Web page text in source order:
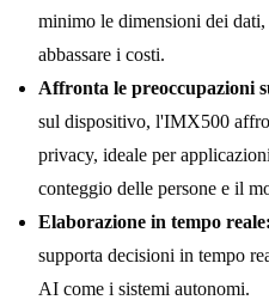
minimo le dimensioni dei
abbassare i costi.
Affronta le preoccupazioni
sul dispositivo, l'IMX500
privacy, ideale per
conteggio delle persone e il
Elaborazione in tempo reale:
supporta decisioni in tempo
AI come i sistemi autonomi.